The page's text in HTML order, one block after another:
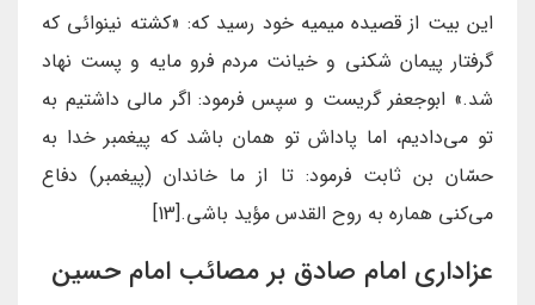
اين بيت از قصيده ميميه خود رسيد كه: «كشته نينوائى كه
گرفتار پيمان شكنى و خيانت مردم فرو مايه و پست نهاد
شد.» ابوجعفر گريست و سپس فرمود: اگر مالى داشتيم به
تو می‌داديم، اما پاداش تو همان باشد كه پيغمبر خدا به
حسّان بن ثابت فرمود: تا از ما خاندان (پيغمبر) دفاع
می‌كنى هماره به روح القدس مؤيد باشى.[13]
عزاداری امام صادق بر مصائب امام حسین